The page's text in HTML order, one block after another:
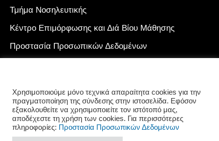
Τμήμα Νοσηλευτικής
Κέντρο Επιμόρφωσης και Διά Βίου Μάθησης
Προστασία Προσωπικών Δεδομένων
© 2023 Κέντρο Επιμόρφωσης και Διά Βίου
Χρησιμοποιούμε μόνο τεχνικά απαραίτητα cookies για την
πραγματοποίηση της σύνδεσης στην ιστοσελίδα. Εφόσον
εξακολουθείτε να χρησιμοποιείτε τον ιστότοπό μας,
αποδέχεστε τη χρήση των cookies. Για περισσότερες
πληροφορίες: Προστασία Προσωπικών Δεδομένων